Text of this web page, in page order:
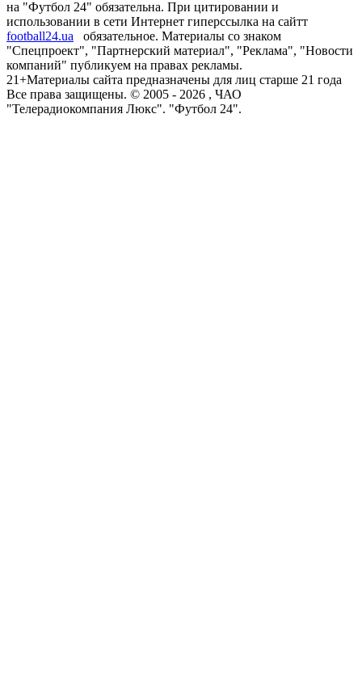
на "Футбол 24" обязательна. При цитировании и
использовании в сети Интернет гиперссылка на сайтт
football24.ua
обязательное. Материалы со знаком
"Спецпроект", "Партнерский материал", "Реклама", "Новости
компаний" публикуем на правах рекламы.
21+Материалы сайта предназначены для лиц старше 21 года
Все права защищены. © 2005 - 2026 , ЧАО
"Телерадиокомпания Люкс". "Футбол 24".